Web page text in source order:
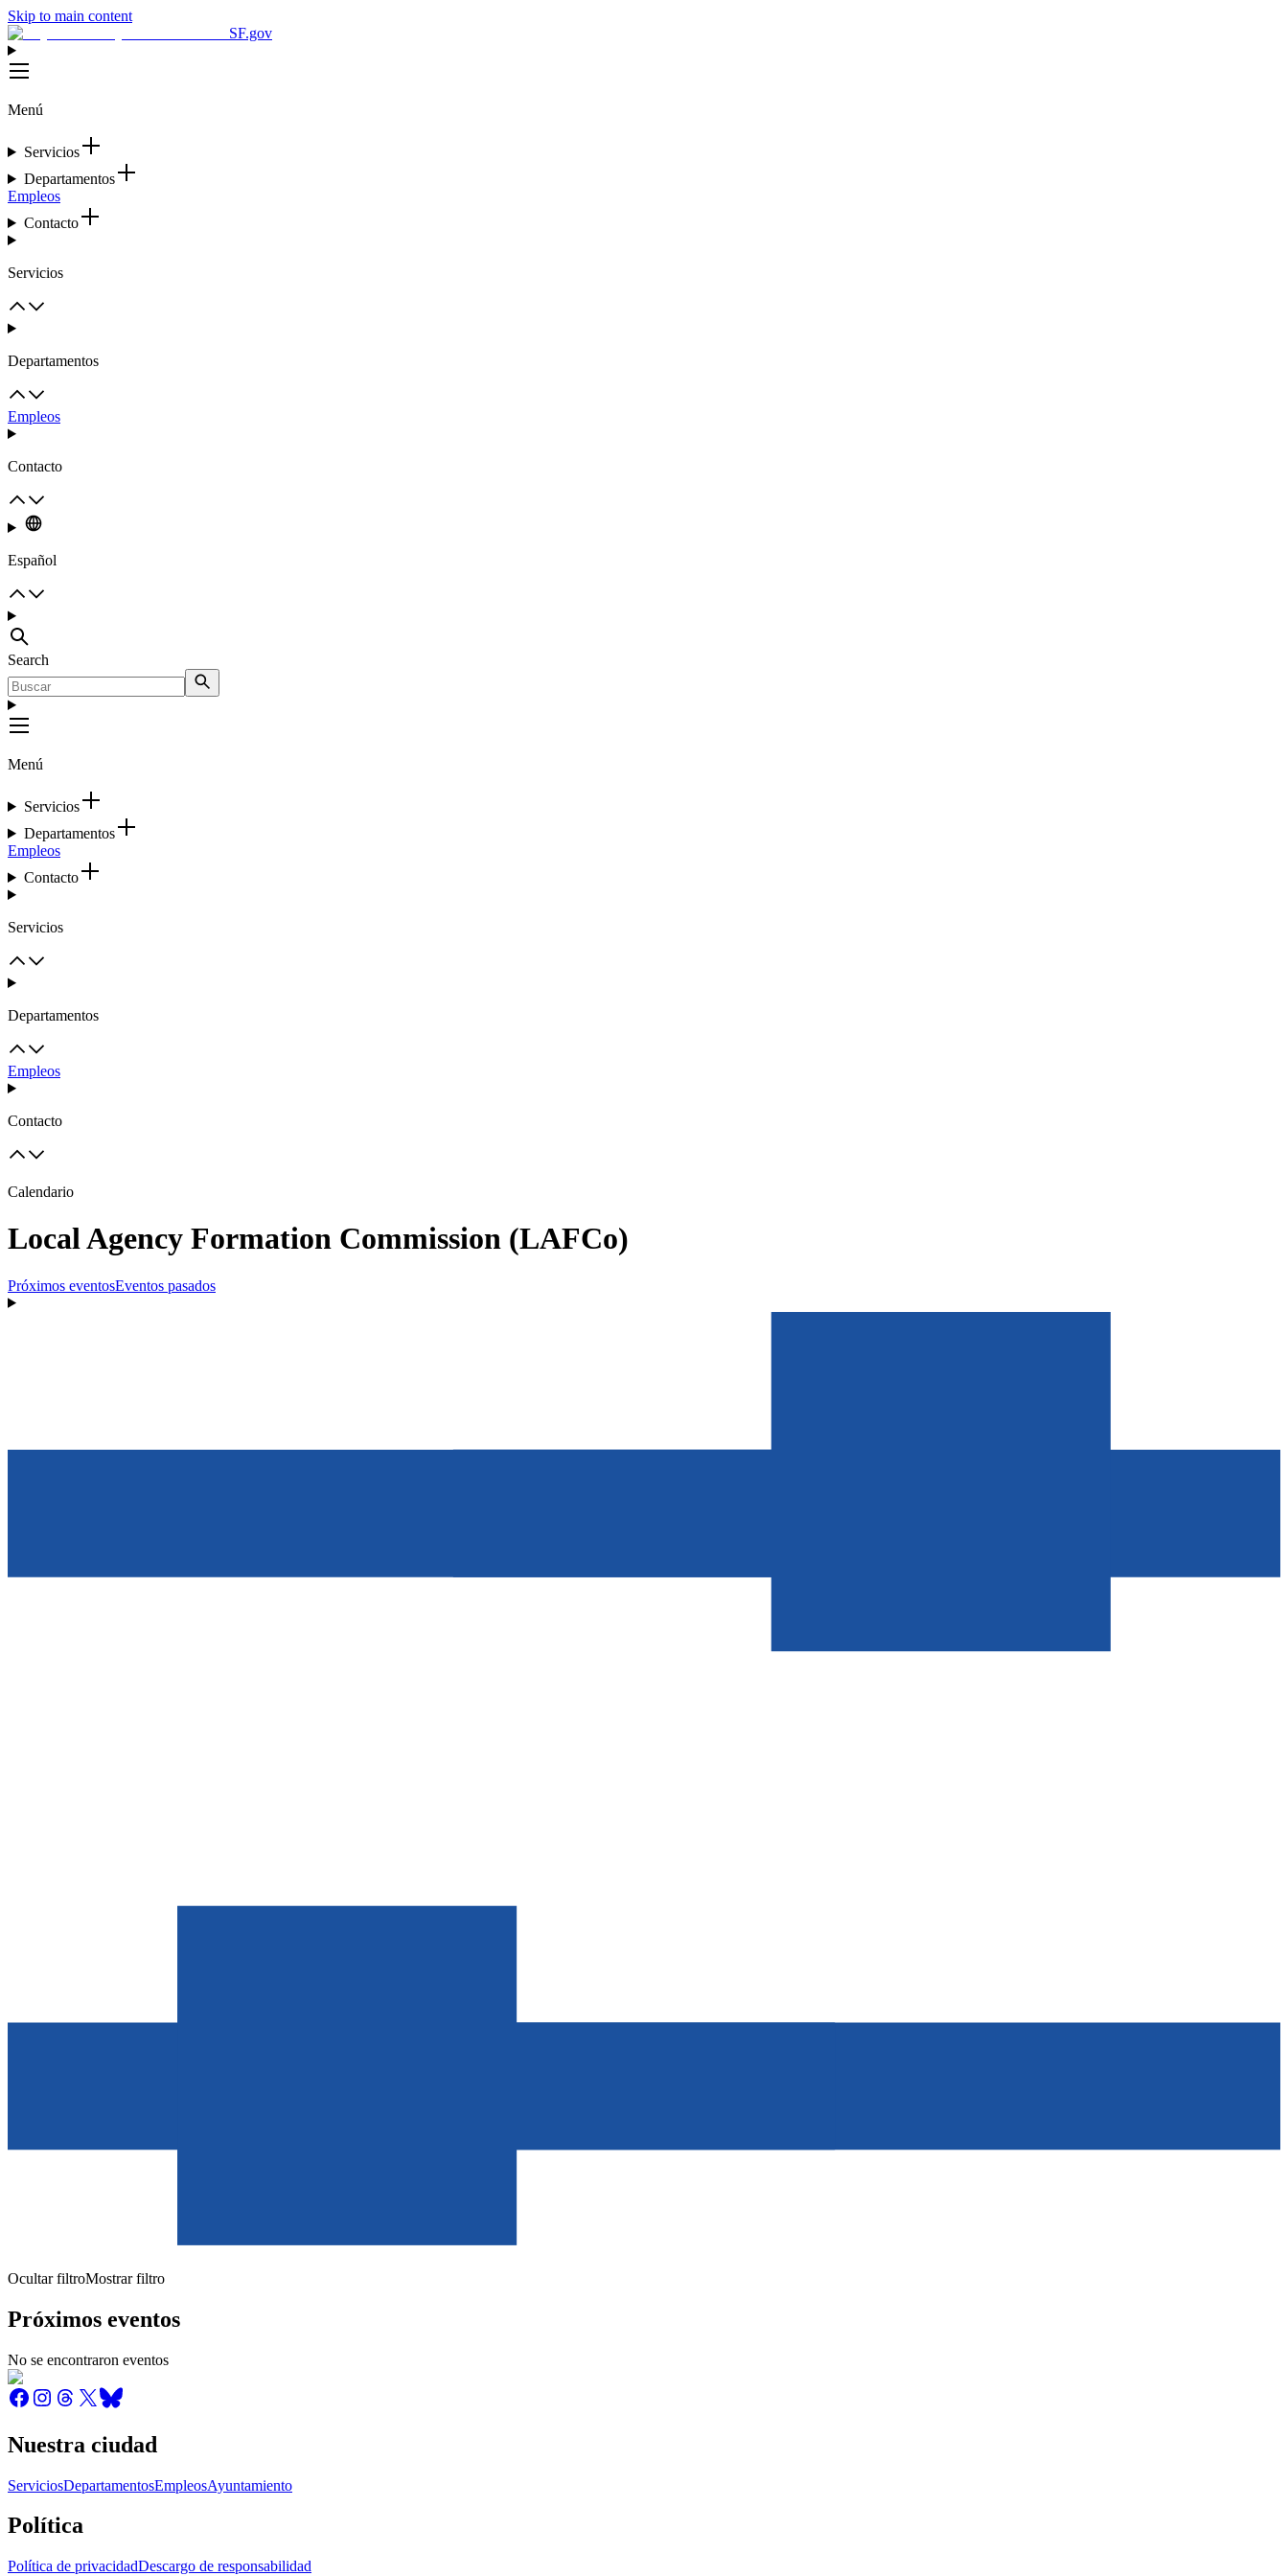
Skip to main content
SF.gov
Menú
Servicios
Departamentos
Empleos
Contacto
Servicios
Departamentos
Empleos
Contacto
Español
Search
Menú
Servicios
Departamentos
Empleos
Contacto
Servicios
Departamentos
Empleos
Contacto
Calendario
Local Agency Formation Commission (LAFCo)
Próximos eventosEventos pasados
Ocultar filtroMostrar filtro
Próximos eventos
No se encontraron eventos
Nuestra ciudad
ServiciosDepartamentosEmpleosAyuntamiento
Política
Política de privacidadDescargo de responsabilidad